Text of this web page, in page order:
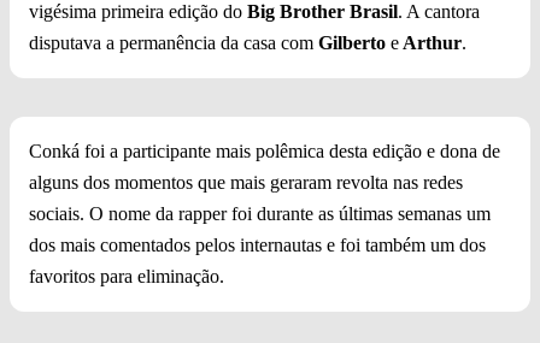
vigésima primeira edição do Big Brother Brasil. A cantora
disputava a permanência da casa com Gilberto e Arthur.
Conká foi a participante mais polêmica desta edição e dona de
alguns dos momentos que mais geraram revolta nas redes
sociais. O nome da rapper foi durante as últimas semanas um
dos mais comentados pelos internautas e foi também um dos
favoritos para eliminação.